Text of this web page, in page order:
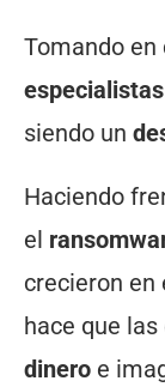
Tomando en
siendo un
Haciendo
el
crecieron
hace que
dinero e